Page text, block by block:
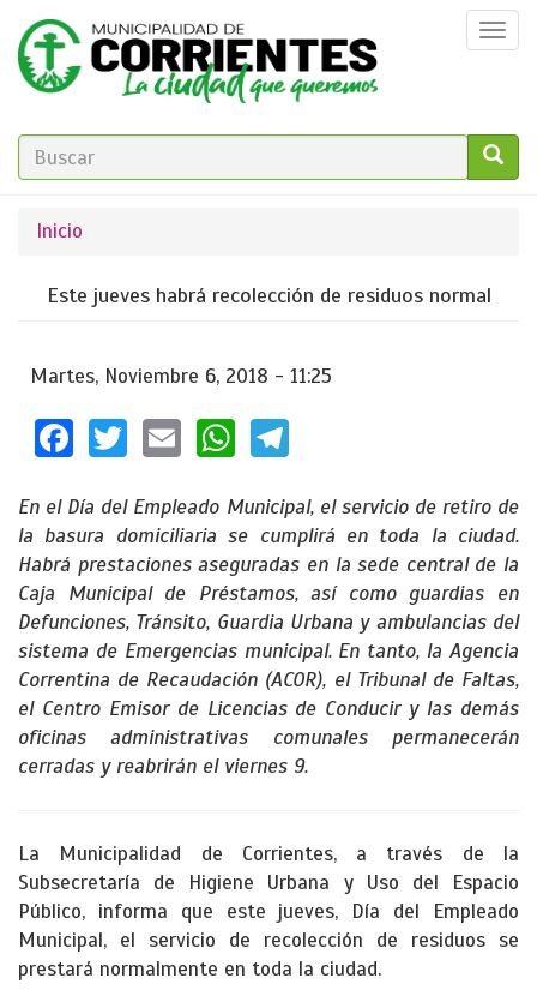
Pasar
contenido
principal
FORMULARIO
BÚSQUEDA
Se
encuentra
usted
aquí
Inicio
Este jueves habrá recolección de residuos normal
Martes, Noviembre 6, 2018 - 11:25
Facebook
TwitterEmailWhatsApp
En el Día del Empleado Municipal, el servicio de retiro de
la basura domiciliaria se cumplirá en toda la ciudad.
Habrá prestaciones aseguradas en la sede central de la
Caja Municipal de Préstamos, así como guardias en
Defunciones, Tránsito, Guardia Urbana y ambulancias del
sistema de Emergencias municipal. En tanto, la Agencia
Correntina de Recaudación (ACOR), el Tribunal de Faltas,
el Centro Emisor de Licencias de Conducir y las demás
oficinas administrativas comunales permanecerán
cerradas y reabrirán el viernes 9.
La Municipalidad de Corrientes, a través de la
Subsecretaría de Higiene Urbana y Uso del Espacio
Público, informa que este jueves, Día del Empleado
Municipal, el servicio de recolección de residuos se
prestará normalmente en toda la ciudad.